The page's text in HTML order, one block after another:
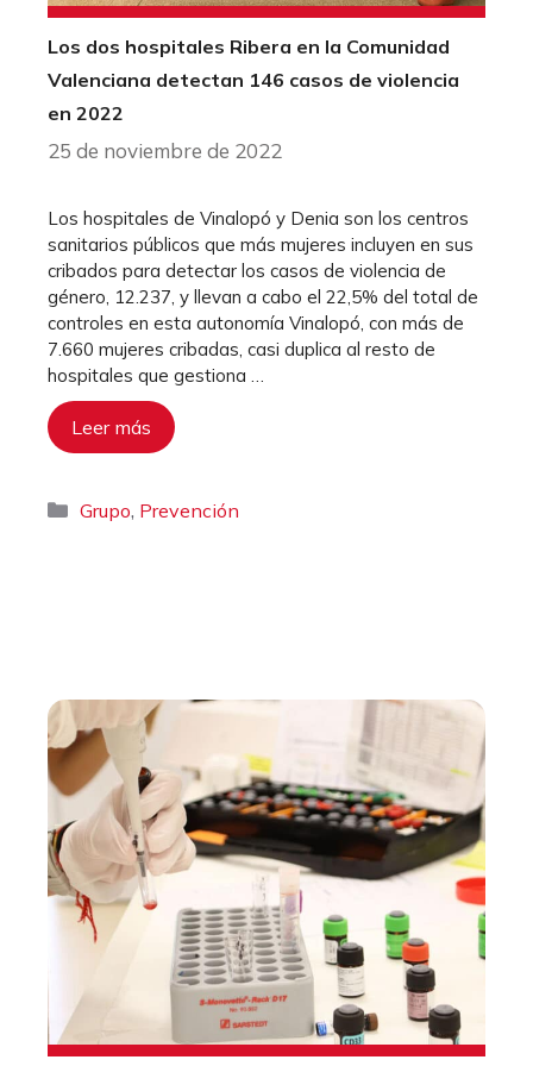
Los dos hospitales Ribera en la Comunidad
Valenciana detectan 146 casos de violencia
en 2022
25 de noviembre de 2022
Los hospitales de Vinalopó y Denia son los centros
sanitarios públicos que más mujeres incluyen en sus
cribados para detectar los casos de violencia de
género, 12.237, y llevan a cabo el 22,5% del total de
controles en esta autonomía Vinalopó, con más de
7.660 mujeres cribadas, casi duplica al resto de
hospitales que gestiona …
Leer más
Categorías
Grupo, Prevención